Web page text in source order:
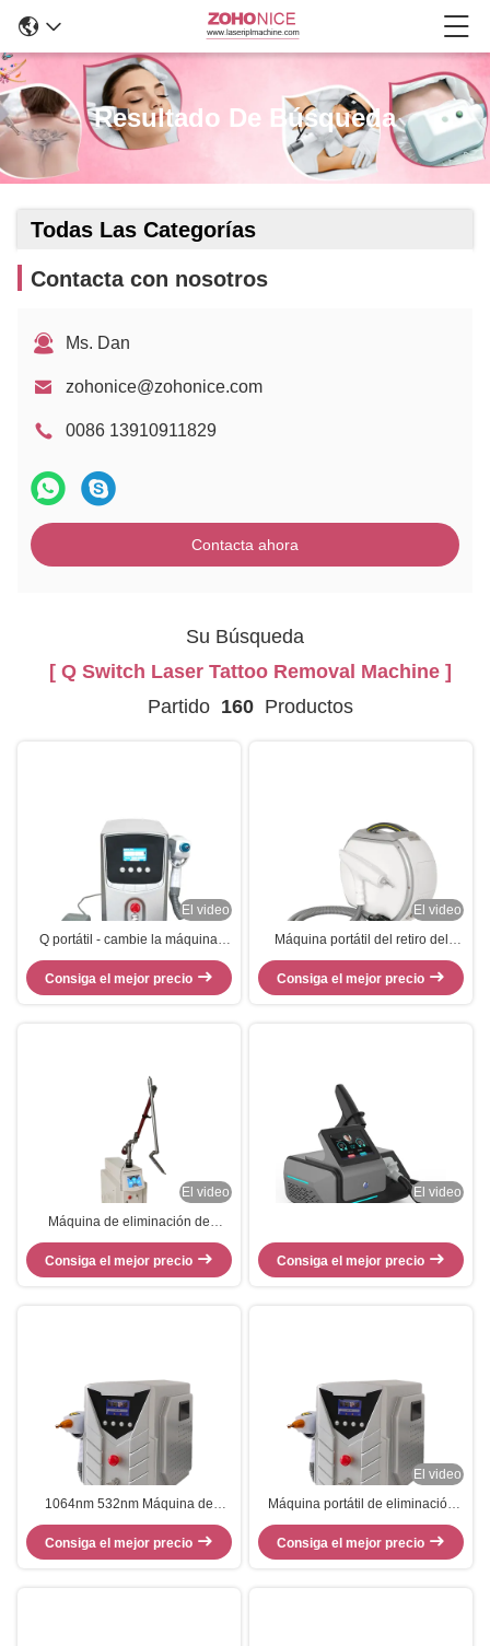
Resultado De Búsqueda
Todas Las Categorías
Contacta con nosotros
Ms. Dan
zohonice@zohonice.com
0086 13910911829
Contacta ahora
Su Búsqueda
[ Q Switch Laser Tattoo Removal Machine ]
Partido 160 Productos
El video
Q portátil - cambie la máquina
500-1000V potente del retiro del
tatuaje del laser
Consiga el mejor precio
El video
Máquina portátil del retiro del
tatuaje del laser de Apple para
ND Yag Lser del interruptor de los
hombres Q
Consiga el mejor precio
El video
Máquina de eliminación de
tatuajes con láser de
picosegundos Brazo de guía de
luz 7 articulaciones 1064nm
Consiga el mejor precio
El video
Consiga el mejor precio
1064nm 532nm Máquina de
eliminación de tatuajes con láser
para la eliminación de manchas
Consiga el mejor precio
El video
Máquina portátil de eliminación
de tatuajes con láser ND YAG
1064nm 532nm para salón de
belleza
Consiga el mejor precio